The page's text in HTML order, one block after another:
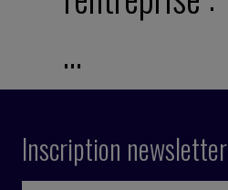
…
Inscription newsletter